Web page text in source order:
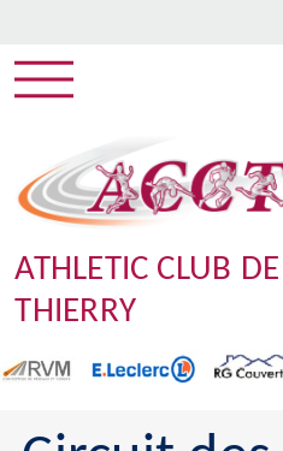
ATHLETIC CLUB
THIERRY